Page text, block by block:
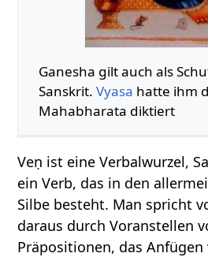
Ganesha gilt auch als
Sanskrit. Vyasa hatte ihm
Mahabharata diktiert
Veṇ ist eine Verbalwurzel,
ein Verb, das in den
Silbe besteht. Man spricht
daraus durch Voranstellen
Präpositionen, das Anfügen